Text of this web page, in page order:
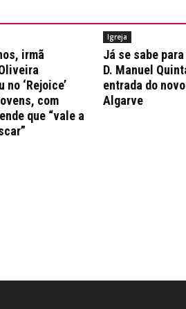
irmã
‘Rejoice’
com
que “vale a
Igreja
Já se sabe
D. Manuel
entrada do
Algarve